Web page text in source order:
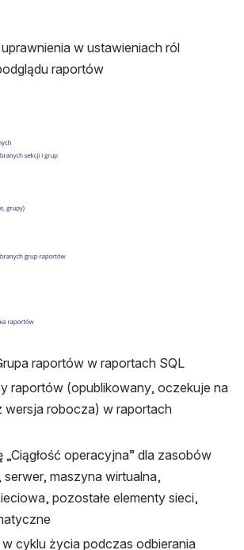
w ustawieniach ról
raportów
raportów w raportach SQL
raportów (opublikowany, oczekuje na
wersja robocza) w raportach
operacyjna” dla zasobów
maszyna wirtualna,
pozostałe elementy sieci,
cyklu życia podczas odbierania